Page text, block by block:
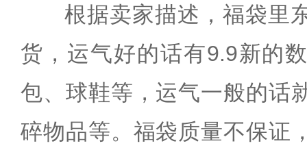
根据卖家描述，福袋里
货，运气好的话有9.9新的
包、球鞋等，运气一般的话
碎物品等。福袋质量不保证